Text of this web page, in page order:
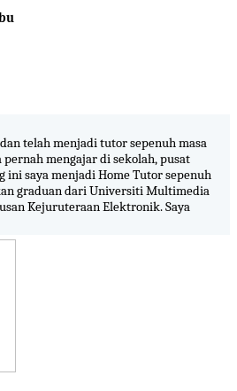
telah menjadi tutor sepenuh masa
pernah mengajar di sekolah, pusat
ini saya menjadi Home Tutor sepenuh
graduan dari Universiti Multimedia
Kejuruteraan Elektronik. Saya